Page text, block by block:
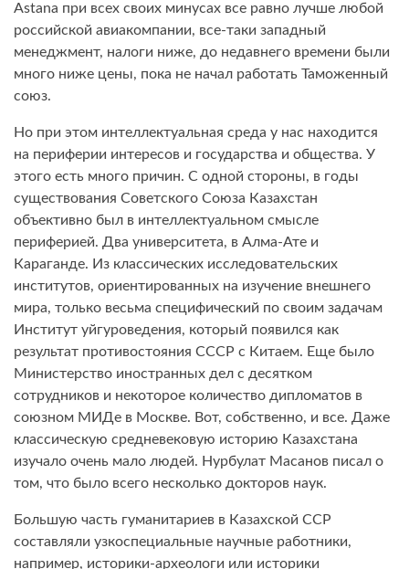
Astana при всех своих минусах все равно лучше любой
российской авиакомпании, все-таки западный
менеджмент, налоги ниже, до недавнего времени были
много ниже цены, пока не начал работать Таможенный
союз.
Но при этом интеллектуальная среда у нас находится
на периферии интересов и государства и общества. У
этого есть много причин. С одной стороны, в годы
существования Советского Союза Казахстан
объективно был в интеллектуальном смысле
периферией. Два университета, в Алма-Ате и
Караганде. Из классических исследовательских
институтов, ориентированных на изучение внешнего
мира, только весьма специфический по своим задачам
Институт уйгуроведения, который появился как
результат противостояния СССР с Китаем. Еще было
Министерство иностранных дел с десятком
сотрудников и некоторое количество дипломатов в
союзном МИДе в Москве. Вот, собственно, и все. Даже
классическую средневековую историю Казахстана
изучало очень мало людей. Нурбулат Масанов писал о
том, что было всего несколько докторов наук.
Большую часть гуманитариев в Казахской ССР
составляли узкоспециальные научные работники,
например, историки-археологи или историки